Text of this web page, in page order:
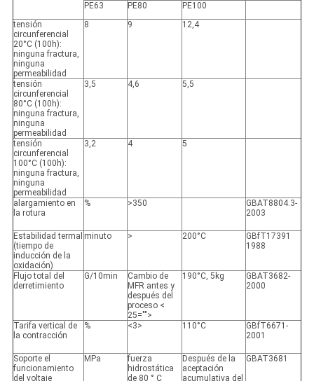
PE63
PE80
PE100
tensión
circunferencial
20°C (100h):
ninguna fractura,
ninguna
permeabilidad
8 9 12,4
tensión
circunferencial
80°C (100h):
ninguna fractura,
ninguna
permeabilidad
3,5 4,6 5,5
tensión
circunferencial
100°C (100h):
ninguna fractura,
ninguna
permeabilidad
3,2 4 5
alargamiento en
la rotura
% >350
GBAT8804.3-
2003
Estabilidad termal
(tiempo de
inducción de la
oxidación)
minuto > 200°C
GBfT17391
1988
Flujo total del
derretimiento
G/10min
Cambio de
MFR antes y
después del
proceso <
25="">
190°C, 5kg
GBAT3682-
2000
Tarifa vertical de
la contracción
% <3> 110°C
GBfT6671-
2001
Soporte el
funcionamiento
del voltaje
MPa
fuerza
hidrostática
de 80 ° C
Después de la
aceptación
acumulativa del
GBAT3681